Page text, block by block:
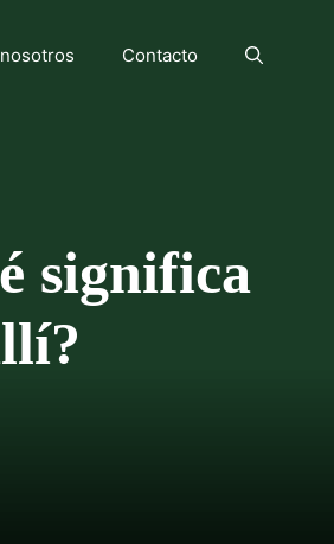
Contacto
significa